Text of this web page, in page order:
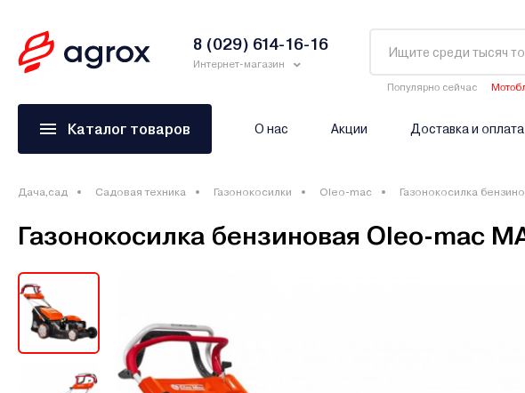
8 (029) 614-16-16
Интернет-магазин
Популярно сейчас
Каталог товаров О нас Акции Доставка и оплата
Дача,сад Садовая техника Газонокосилки Oleo-mac Газонокосилка
Газонокосилка бензиновая Oleo-mac